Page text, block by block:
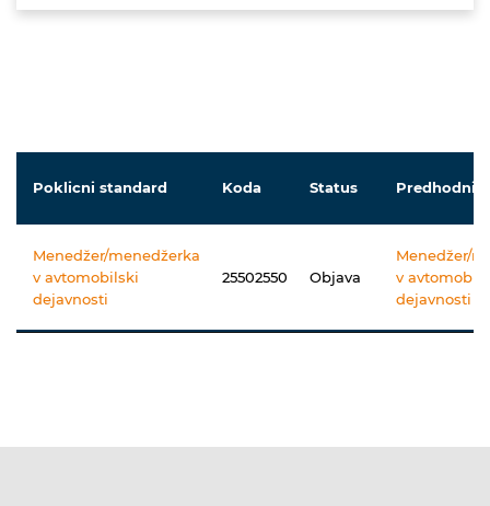
Poklicni standard Koda Status Predhodniki
Menedžer/menedžerka
v avtomobilski
dejavnosti
25502550 Objava
Menedžer/
v
dejavnosti